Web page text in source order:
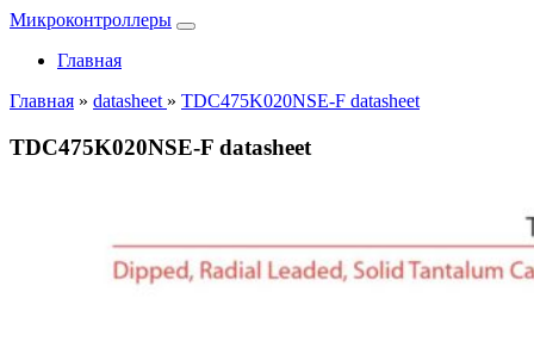
Микроконтроллеры
Главная
Главная » datasheet » TDC475K020NSE-F datasheet
TDC475K020NSE-F datasheet